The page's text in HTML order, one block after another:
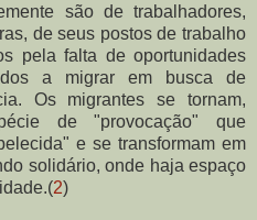
são de trabalhadores,
de seus postos de trabalho
pela falta de oportunidades
a migrar em busca de
Os migrantes se tornam,
de "provocação" que
e se transformam em
solidário, onde haja espaço
2)